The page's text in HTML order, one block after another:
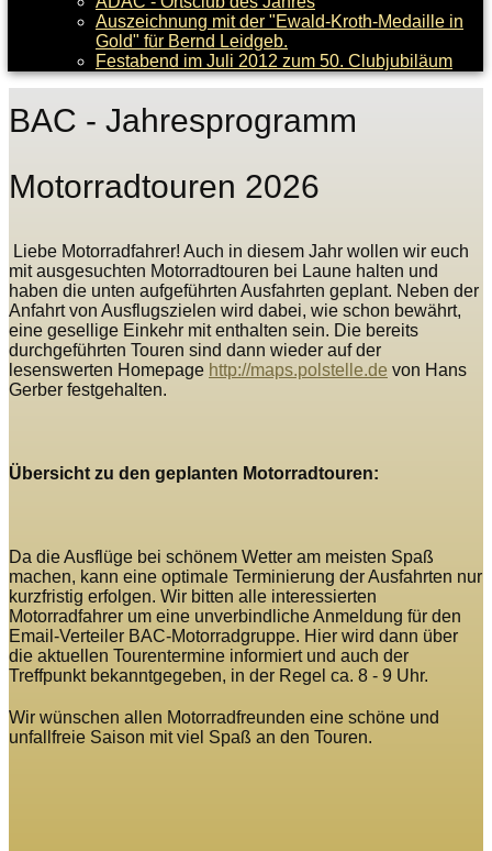
Auszeichnung mit der "Ewald-Kroth-Medaille in
Gold" für Bernd Leidgeb.
Festabend im Juli 2012 zum 50. Clubjubiläum
BAC - Jahresprogramm
Motorradtouren 2026
Liebe Motorradfahrer! Auch in diesem Jahr wollen wir euch
mit ausgesuchten Motorradtouren bei Laune halten und
haben die unten aufgeführten Ausfahrten geplant. Neben der
Anfahrt von Ausflugszielen wird dabei, wie schon bewährt,
eine gesellige Einkehr mit enthalten sein. Die bereits
durchgeführten Touren sind dann wieder auf der
lesenswerten Homepage http://maps.polstelle.de von Hans
Gerber festgehalten.
Übersicht zu den geplanten Motorradtouren:
Da die Ausflüge bei schönem Wetter am meisten Spaß
machen, kann eine optimale Terminierung der Ausfahrten nur
kurzfristig erfolgen. Wir bitten alle interessierten
Motorradfahrer um eine unverbindliche Anmeldung für den
Email-Verteiler BAC-Motorradgruppe. Hier wird dann über
die aktuellen Tourentermine informiert und auch der
Treffpunkt bekanntgegeben, in der Regel ca. 8 - 9 Uhr.
Wir wünschen allen Motorradfreunden eine schöne und
unfallfreie Saison mit viel Spaß an den Touren.